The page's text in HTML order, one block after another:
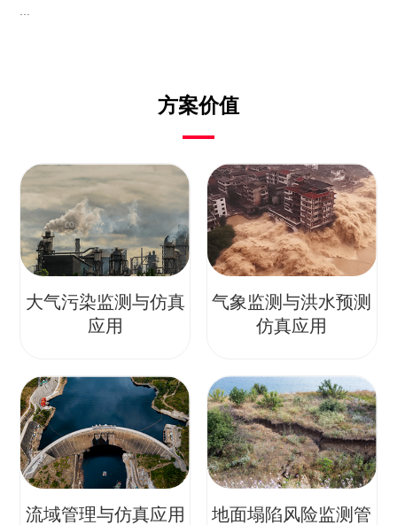
方案价值
大气污染监测与仿真
应用
气象监测与洪水预测
仿真应用
流域管理与仿真应用
地面塌陷风险监测管